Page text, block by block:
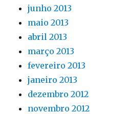
junho 2013
maio 2013
abril 2013
março 2013
fevereiro 2013
janeiro 2013
dezembro 2012
novembro 2012